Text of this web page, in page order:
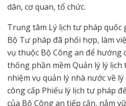
dân, cơ quan, tổ chức.
Trung tâm Lý lịch tư pháp quốc
Bộ Tư pháp đã phối hợp, làm
vụ thuộc Bộ Công an để hướng
thống phần mềm Quản lý lý
nhiệm vụ quản lý nhà nước về
công cấp Phiếu lý lịch tư pháp
của Bộ Công an tiếp cận, nắm